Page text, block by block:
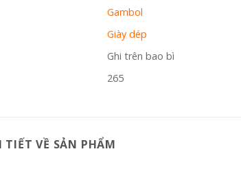
Gambol
Giày dép
Ghi trên bao bì
265
VỀ SẢN PHẨM